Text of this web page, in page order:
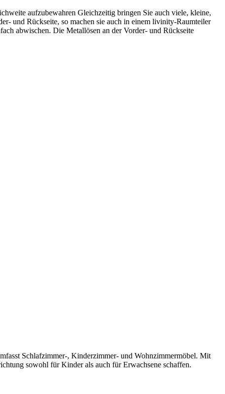
aufzubewahren Gleichzeitig bringen Sie auch viele, kleine,
und Rückseite, so machen sie auch in einem livinity-Raumteiler
abwischen. Die Metallösen an der Vorder- und Rückseite
Schlafzimmer-, Kinderzimmer- und Wohnzimmermöbel. Mit
sowohl für Kinder als auch für Erwachsene schaffen.